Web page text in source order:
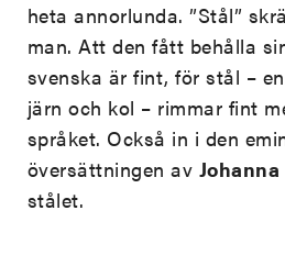
heta annorlunda. ”Stål”
man. Att den fått behålla
svenska är fint, för stål –
järn och kol – rimmar fint
språket. Också in i den
översättningen av
stålet.